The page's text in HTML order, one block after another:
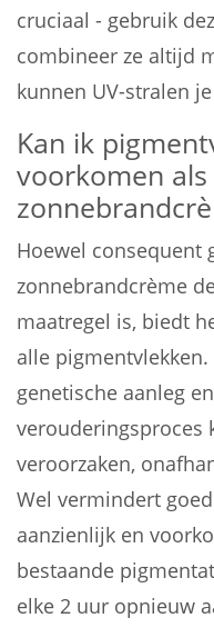
cruciaal - gebruik
combineer ze altijd
kunnen UV-stralen
Kan ik
voorkomen
Hoewel consequent
zonnebrandcrème
maatregel is, biedt
alle
genetische aanleg
verouderingsproces
veroorzaken,
Wel vermindert
aanzienlijk en
bestaande
elke 2 uur opnieuw